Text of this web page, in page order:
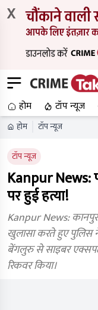
X
होम टॉप न्यूज
होम टॉप न्यूज
टॉप न्यूज
Kanpur News:
पर हुई हत्या!
Kanpur News:
खुलासा करते हुए पुलिस
बेंगलुरु से साइबर
रिकवर किया।